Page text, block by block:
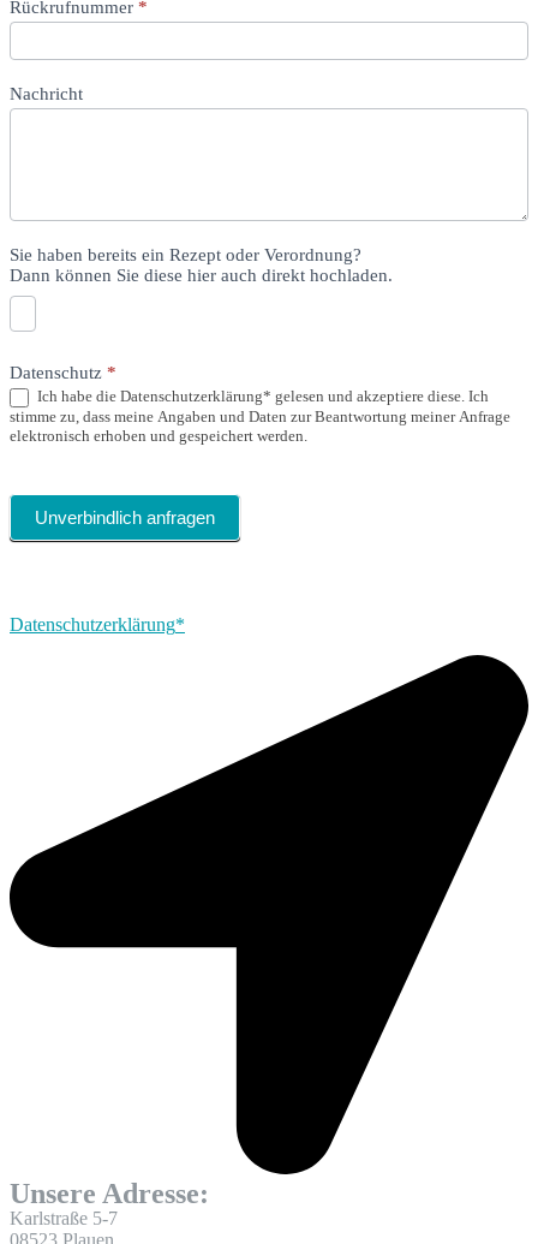
Rückrufnummer *
Nachricht
Sie haben bereits ein Rezept oder Verordnung?
Dann können Sie diese hier auch direkt hochladen.
Datenschutz *
Ich habe die Datenschutzerklärung* gelesen und akzeptiere diese. Ich
stimme zu, dass meine Angaben und Daten zur Beantwortung meiner Anfrage
elektronisch erhoben und gespeichert werden.
Unverbindlich anfragen
Datenschutzerklärung*
Unsere Adresse:
Karlstraße 5-7